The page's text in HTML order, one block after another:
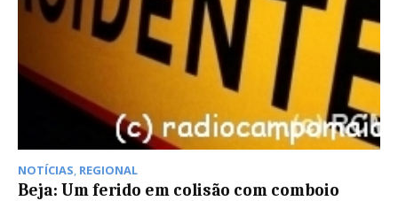
NOTÍCIAS, REGIONAL
Beja: Um ferido em colisão com comboio